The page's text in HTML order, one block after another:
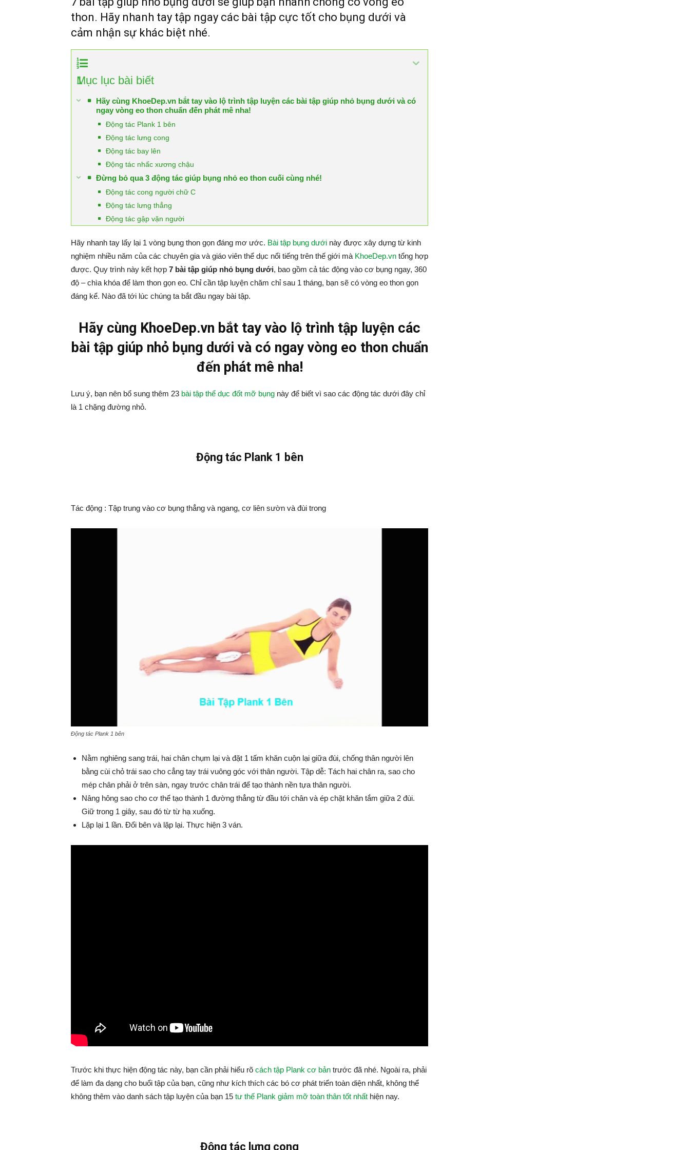
thon. Hãy nhanh tay tập ngay các bài tập cực tốt cho bụng dưới và
cảm nhận sự khác biệt nhé.
1
Mục lục bài biết
Hãy cùng KhoeDep.vn bắt tay vào lộ trình tập luyện các bài tập giúp nhỏ bụng dưới và có
ngay vòng eo thon chuẩn đến phát mê nha!
Động tác Plank 1 bên
Động tác lưng cong
Động tác bay lên
Động tác nhấc xương chậu
Đừng bỏ qua 3 động tác giúp bụng nhỏ eo thon cuối cùng nhé!
Động tác cong người chữ C
Động tác lưng thẳng
Động tác gập vặn người
Hãy nhanh tay lấy lại 1 vòng bụng thon gọn đáng mơ ước. Bài tập bụng dưới này được xây dựng từ kinh
nghiệm nhiều năm của các chuyên gia và giáo viên thể dục nổi tiếng trên thế giới mà KhoeDep.vn tổng hợp
được. Quy trình này kết hợp 7 bài tập giúp nhỏ bụng dưới, bao gồm cả tác động vào cơ bụng ngay, 360
độ – chìa khóa để làm thon gọn eo. Chỉ cần tập luyện chăm chỉ sau 1 tháng, bạn sẽ có vòng eo thon gọn
đáng kể. Nào đã tới lúc chúng ta bắt đầu ngay bài tập.
Hãy cùng KhoeDep.vn bắt tay vào lộ trình tập luyện các
bài tập giúp nhỏ bụng dưới và có ngay vòng eo thon chuẩn
đến phát mê nha!
Lưu ý, bạn nên bổ sung thêm 23 bài tập thể dục đốt mỡ bụng này để biết vì sao các động tác dưới đây chỉ
là 1 chặng đường nhỏ.
Động tác Plank 1 bên
Tác động : Tập trung vào cơ bụng thẳng và ngang, cơ liên sườn và đùi trong
Động tác Plank 1 bên
Nằm nghiêng sang trái, hai chân chụm lại và đặt 1 tấm khăn cuộn lại giữa đùi, chống thân người lên
bằng cùi chỏ trái sao cho cẳng tay trái vuông góc với thân người. Tập dễ: Tách hai chân ra, sao cho
mép chân phải ở trên sàn, ngay trước chân trái để tạo thành nền tựa thân người.
Nâng hông sao cho cơ thể tạo thành 1 đường thẳng từ đầu tới chân và ép chặt khăn tắm giữa 2 đùi.
Giữ trong 1 giây, sau đó từ từ hạ xuống.
Lặp lại 1 lần. Đổi bên và lặp lại. Thực hiện 3 ván.
Trước khi thực hiện động tác này, bạn cần phải hiểu rõ cách tập Plank cơ bản trước đã nhé. Ngoài ra, phải
để làm đa dạng cho buổi tập của bạn, cũng như kích thích các bó cơ phát triển toàn diện nhất, không thể
không thêm vào danh sách tập luyện của bạn 15 tư thế Plank giảm mỡ toàn thân tốt nhất hiện nay.
Động tác lưng cong